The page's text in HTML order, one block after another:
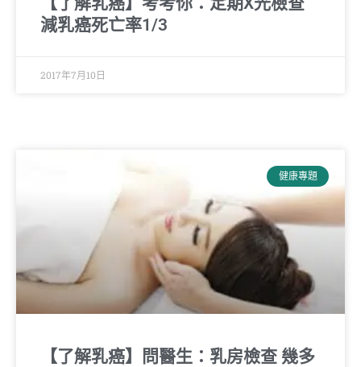
減乳癌死亡率1/3
2017年7月10日
健康專題
【了解乳癌】問醫生：乳房檢查 幾多